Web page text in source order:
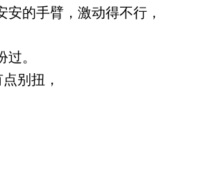
的手臂，激动得不行，
。
别扭，